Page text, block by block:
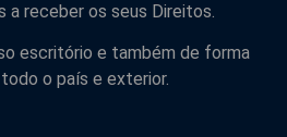
a receber os seus Direitos.
escritório e também de forma
o país e exterior.